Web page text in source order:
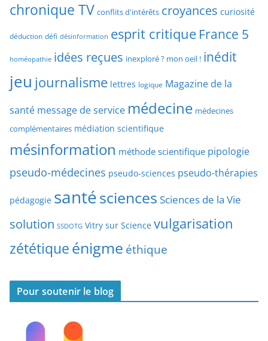
y
e
d
’
a
i
c
e
h
p
a
t
e
chronique TV conflits d'intérêts croyances curiosité
déduction défi désinformation esprit critique France 5
homéopathie idées reçues inexploré ? mon oeil ! inédit
jeu journalisme lettres logique Magazine de la
santé message de service médecine médecines
complémentaires médiation scientifique
mésinformation méthode scientifique pipologie
pseudo-médecines pseudo-sciences pseudo-thérapies
pédagogie santésciences Sciences de la Vie
solution SSDOTG Vitry sur Science vulgarisation
zététiqueénigme éthique
Pour soutenir le blog